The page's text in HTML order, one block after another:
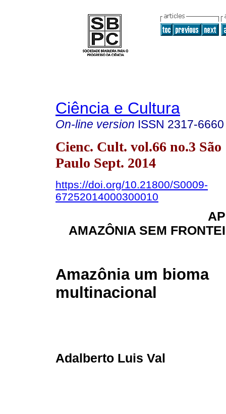
Ciência e Cultura
On-line version ISSN 2317-6660
Cienc. Cult. vol.66 no.3 São
Paulo Sept. 2014
https://doi.org/10.21800/S0009-
67252014000300010
AMAZÔNIA SEM
Amazônia um bioma
multinacional
Adalberto Luis Val